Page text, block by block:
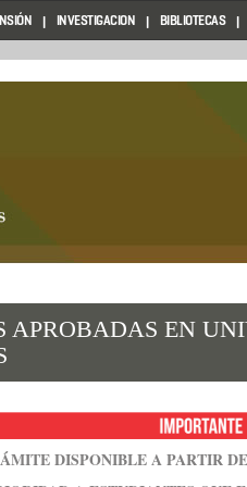
INVESTIGACION BIBLIOTECAS
APROBADAS EN
DISPONIBLE A PARTIR